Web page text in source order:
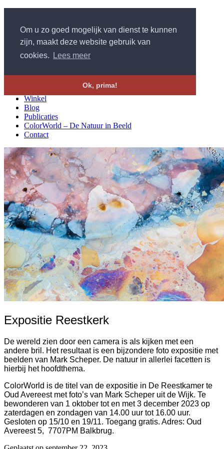
Om u zo goed mogelijk van dienst te kunnen
zijn, maakt deze website gebruik van
cookies.
Lees meer
Ok, prima!
Winkel
Blog
Publicaties
ColorWorld – De Natuur in Beeld
Contact
Expositie Reestkerk
De wereld zien door een camera is als kijken met een
andere bril. Het resultaat is een bijzondere foto expositie met
beelden van Mark Scheper. De natuur in allerlei facetten is
hierbij het hoofdthema.
ColorWorld is de titel van de expositie in De Reestkamer te
Oud Avereest met foto’s van Mark Scheper uit de Wijk. Te
bewonderen van 1 oktober tot en met 3 december 2023 op
zaterdagen en zondagen van 14.00 uur tot 16.00 uur.
Gesloten op 15/10 en 19/11. Toegang gratis. Adres: Oud
Avereest 5, 7707PM Balkbrug.